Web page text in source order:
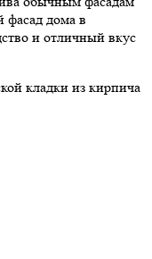
дома в
и отличный вкус
кладки из кирпича